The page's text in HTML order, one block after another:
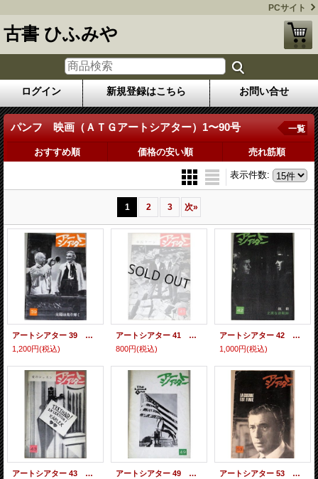
PCサイト
古書 ひふみや
ログイン 新規登録はこちら お問い合せ
パンフ 映画（ＡＴＧアートシアター）1〜90号 一覧
おすすめ順 価格の安い順 売れ筋順
表示件数:
1 2 3 次»
アートシアター 39 太陽は光り輝く/監督ジョン・フォード
1,200円(税込)
アートシアター 41 市民ケーン/監督オーソン・ウェルズ
800円(税込)
アートシアター 42 銃殺・立派な詐欺師/監督ジョセフ・ロージー/ジャン・リュック・ゴダール
1,000円(税込)
アートシアター 43 愛のレッスン/監督イングマール・ベルイマン
アートシアター 49 ラヴド・ワン/監督トニー・リチャードソン
アートシアター 53 戦争は終わった/監督アラン・レネ